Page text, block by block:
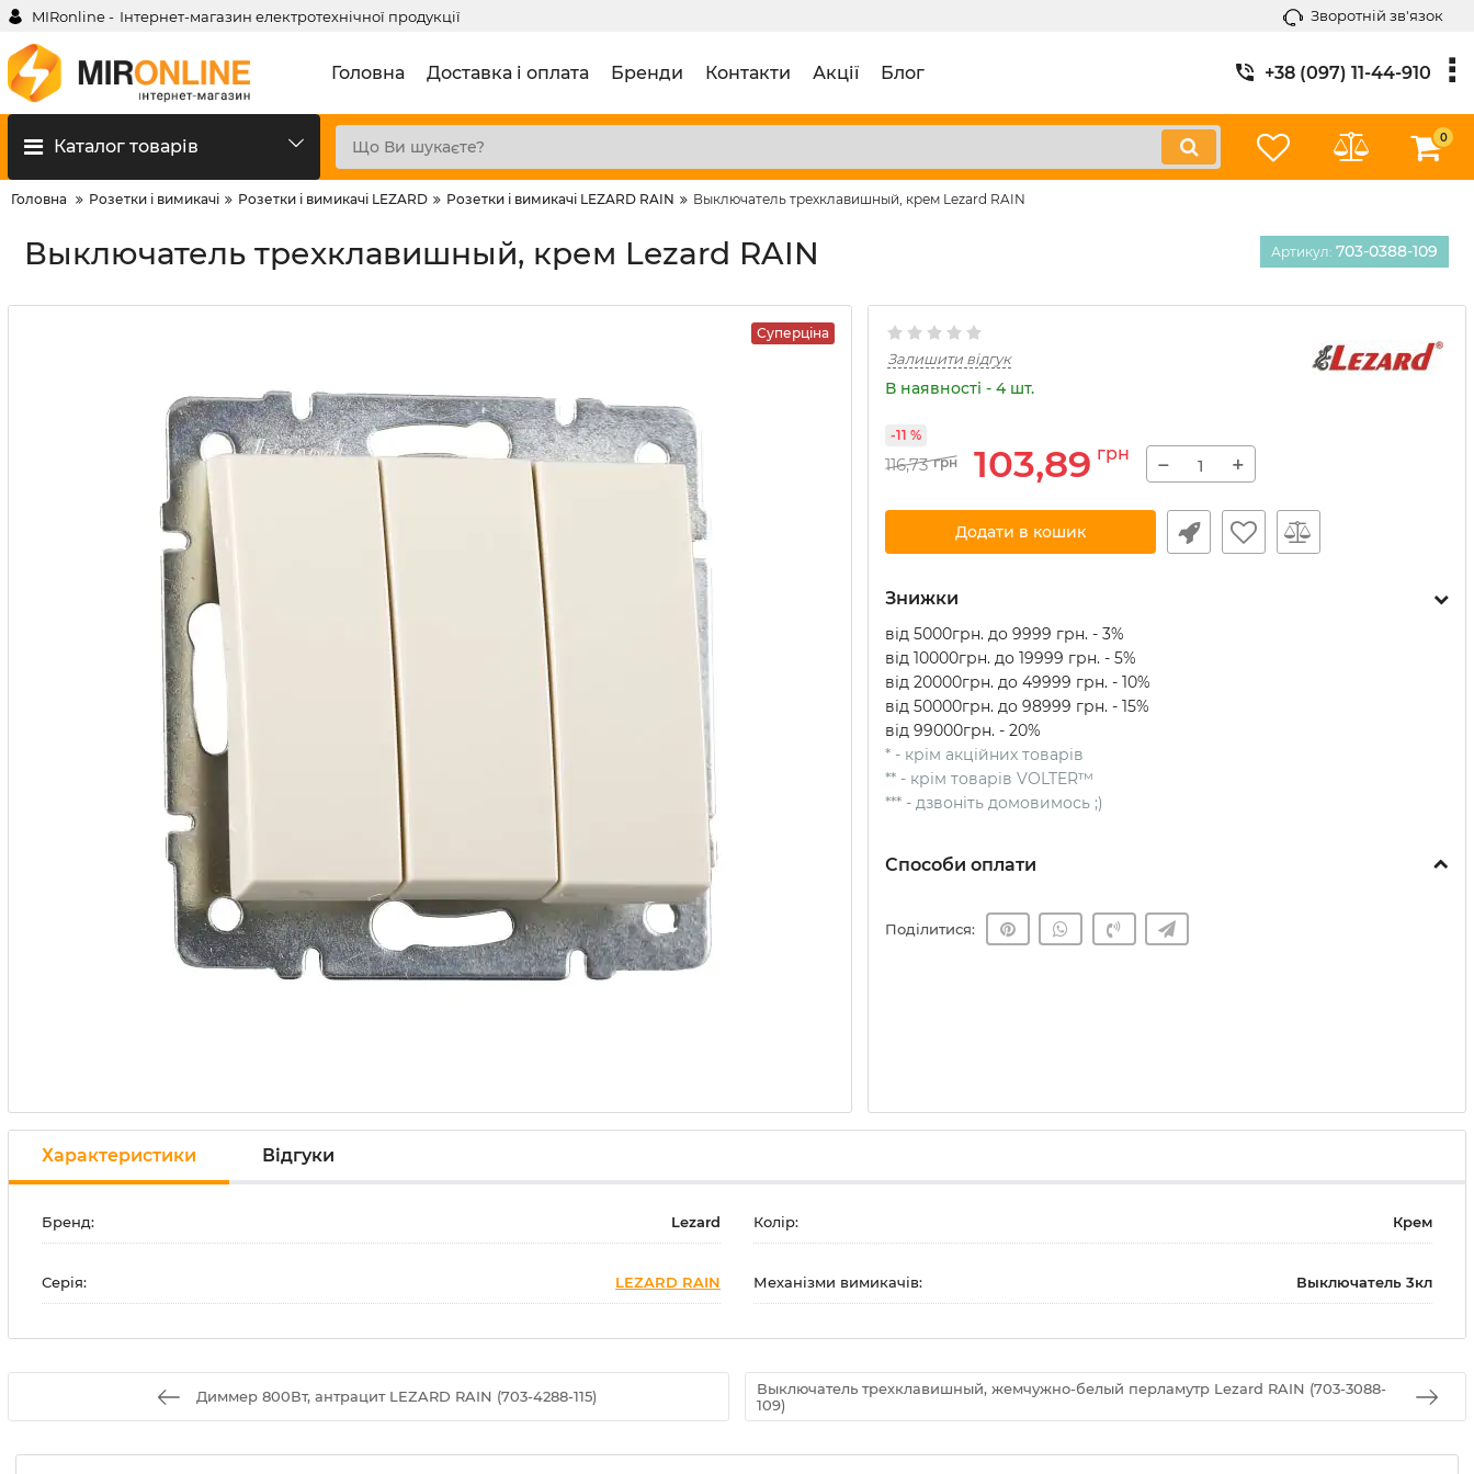
MIRonline - Інтернет-магазин електротехнічної продукції Зворотній зв'язок
Головна Доставка і оплата Бренди Контакти Акції Блог +38 (097) 11-44-910
Каталог товарів 0
Головна Розетки і вимикачі Розетки і вимикачі LEZARD Розетки і вимикачі LEZARD RAIN Выключатель трехклавишный, крем Lezard RAIN
Выключатель трехклавишный, крем Lezard RAIN Артикул: 703-0388-109
Суперціна
Залишити відгук
В наявності - 4 шт.
116,73 грн 103,89 грн
-11 %
− +
Додати в кошик
Знижки
від 5000грн. до 9999 грн. - 3%
від 10000грн. до 19999 грн. - 5%
від 20000грн. до 49999 грн. - 10%
від 50000грн. до 98999 грн. - 15%
від 99000грн. - 20%
* - крім акційних товарів
** - крім товарів VOLTER™
*** - дзвоніть домовимось ;)
Способи оплати
Поділитися:
Характеристики Відгуки
Бренд: Lezard Колір: Крем
Серія: LEZARD RAIN Механізми вимикачів: Выключатель 3кл
Диммер 800Вт, антрацит LEZARD RAIN (703-4288-115)
Выключатель трехклавишный, жемчужно-белый перламутр Lezard RAIN (703-3088-
109)